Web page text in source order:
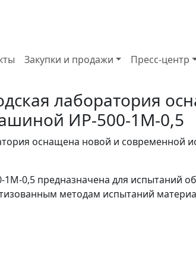
Закупки и продажи Пресс-центр
лаборатория
ИР-500-1М-0,5
оснащена новой и
0,5 предназначена для испытаний
методам испытаний